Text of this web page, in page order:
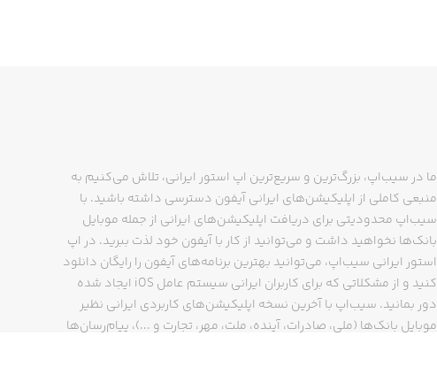
ما در سیب‌اپ، بزرگ‌ترین و سریع‌ترین اپ استور ایرانی، تلاش می‌کنیم به
منبعی کاملی از اپلیکیشن‌های ایرانی آیفون دسترسی داشته باشید. با
سیب‌اپ محدودیتی برای دریافت اپلیکیشن‌های ایرانی از جمله موبایل
بانک‌ها نخواهید داشت و می‌توانید از کار با آیفون خود لذت ببرید. در اپ
استور ایرانی سیب‌اپ، می‌توانید بهترین برنامه‌های آیفون را رایگان دانلود
کنید و از مشکلاتی که برای کاربران ایرانی سیستم عامل iOS ایجاد شده
دور بمانید. سیب‌اپ با آخرین نسخه اپلیکیشن‌های کاربردی ایرانی نظیر
موبایل بانک‌ها (ملی، صادرات، آینده، ملت، مهر، تجارت و ...)، پیام‌رسان‌ها